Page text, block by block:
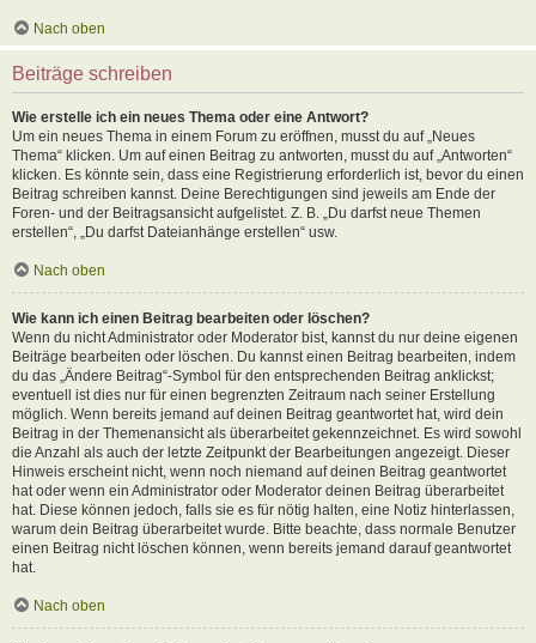
Nach oben
Beiträge schreiben
Wie erstelle ich ein neues Thema oder eine Antwort?
Um ein neues Thema in einem Forum zu eröffnen, musst du auf „Neues
Thema“ klicken. Um auf einen Beitrag zu antworten, musst du auf „Antworten“
klicken. Es könnte sein, dass eine Registrierung erforderlich ist, bevor du einen
Beitrag schreiben kannst. Deine Berechtigungen sind jeweils am Ende der
Foren- und der Beitragsansicht aufgelistet. Z. B. „Du darfst neue Themen
erstellen“, „Du darfst Dateianhänge erstellen“ usw.
Nach oben
Wie kann ich einen Beitrag bearbeiten oder löschen?
Wenn du nicht Administrator oder Moderator bist, kannst du nur deine eigenen
Beiträge bearbeiten oder löschen. Du kannst einen Beitrag bearbeiten, indem
du das „Ändere Beitrag“-Symbol für den entsprechenden Beitrag anklickst;
eventuell ist dies nur für einen begrenzten Zeitraum nach seiner Erstellung
möglich. Wenn bereits jemand auf deinen Beitrag geantwortet hat, wird dein
Beitrag in der Themenansicht als überarbeitet gekennzeichnet. Es wird sowohl
die Anzahl als auch der letzte Zeitpunkt der Bearbeitungen angezeigt. Dieser
Hinweis erscheint nicht, wenn noch niemand auf deinen Beitrag geantwortet
hat oder wenn ein Administrator oder Moderator deinen Beitrag überarbeitet
hat. Diese können jedoch, falls sie es für nötig halten, eine Notiz hinterlassen,
warum dein Beitrag überarbeitet wurde. Bitte beachte, dass normale Benutzer
einen Beitrag nicht löschen können, wenn bereits jemand darauf geantwortet
hat.
Nach oben